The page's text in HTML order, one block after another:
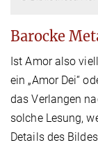
Barocke
Ist Amor also
ein „Amor Dei“
das Verlangen
solche Lesung,
Details des